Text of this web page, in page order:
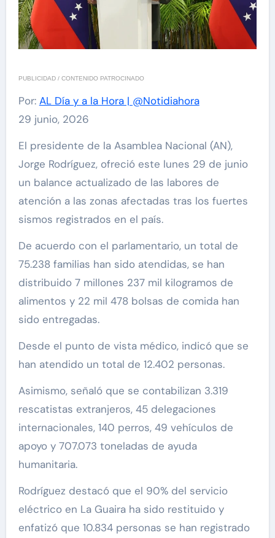
PUBLICIDAD / CONTENIDO PATROCINADO
Por: AL Día y a la Hora | @Notidiahora
29 junio, 2026
El presidente de la Asamblea Nacional (AN),
Jorge Rodríguez, ofreció este lunes 29 de junio
un balance actualizado de las labores de
atención a las zonas afectadas tras los fuertes
sismos registrados en el país.
De acuerdo con el parlamentario, un total de
75.238 familias han sido atendidas, se han
distribuido 7 millones 237 mil kilogramos de
alimentos y 22 mil 478 bolsas de comida han
sido entregadas.
Desde el punto de vista médico, indicó que se
han atendido un total de 12.402 personas.
Asimismo, señaló que se contabilizan 3.319
rescatistas extranjeros, 45 delegaciones
internacionales, 140 perros, 49 vehículos de
apoyo y 707.073 toneladas de ayuda
humanitaria.
Rodríguez destacó que el 90% del servicio
eléctrico en La Guaira ha sido restituido y
enfatizó que 10.834 personas se han registrado